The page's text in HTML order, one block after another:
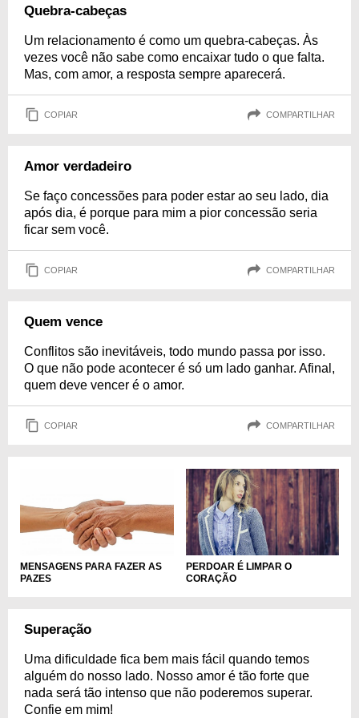
Quebra-cabeças
Um relacionamento é como um quebra-cabeças. Às
vezes você não sabe como encaixar tudo o que falta.
Mas, com amor, a resposta sempre aparecerá.
COPIAR COMPARTILHAR
Amor verdadeiro
Se faço concessões para poder estar ao seu lado, dia
após dia, é porque para mim a pior concessão seria
ficar sem você.
COPIAR COMPARTILHAR
Quem vence
Conflitos são inevitáveis, todo mundo passa por isso.
O que não pode acontecer é só um lado ganhar. Afinal,
quem deve vencer é o amor.
COPIAR COMPARTILHAR
MENSAGENS PARA FAZER AS
PAZES
PERDOAR É LIMPAR O
CORAÇÃO
Superação
Uma dificuldade fica bem mais fácil quando temos
alguém do nosso lado. Nosso amor é tão forte que
nada será tão intenso que não poderemos superar.
Confie em mim!